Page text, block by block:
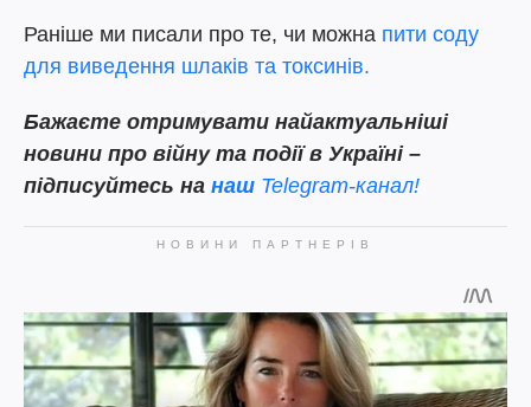
Раніше ми писали про те, чи можна пити соду
для виведення шлаків та токсинів.
Бажаєте отримувати найактуальніші
новини про війну та події в Україні –
підписуйтесь на наш Telegram-канал!